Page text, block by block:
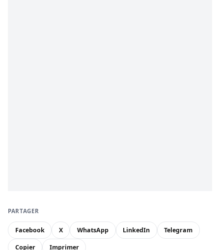
PARTAGER
Facebook X WhatsApp LinkedIn Telegram
Copier Imprimer